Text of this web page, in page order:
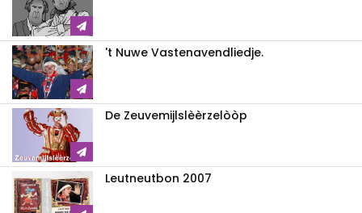
't Nuwe Vastenavendliedje.
De Zeuvemijlslèèrzelòòp
Leutneutbon 2007